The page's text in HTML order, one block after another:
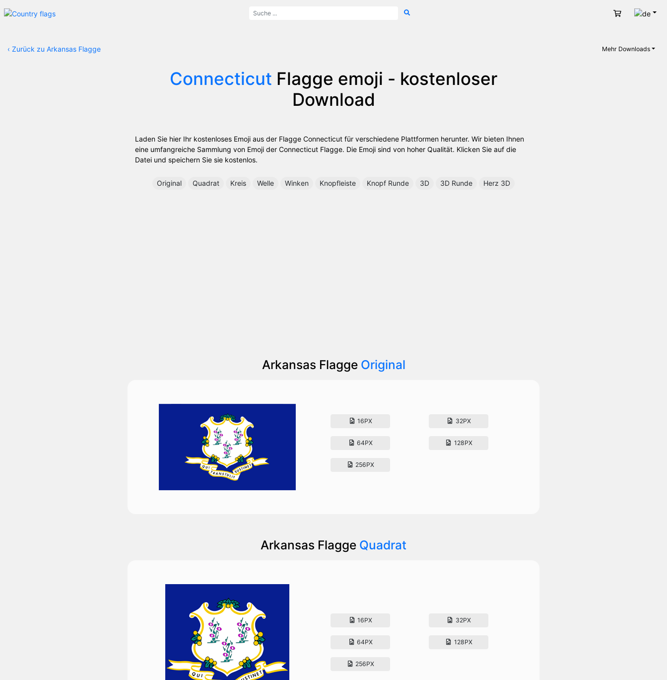
Warenkorb
‹ Zurück zu Arkansas Flagge Mehr Downloads
Connecticut Flagge emoji - kostenloser
Download
Laden Sie hier Ihr kostenloses Emoji aus der Flagge Connecticut für verschiedene Plattformen herunter. Wir bieten Ihnen
eine umfangreiche Sammlung von Emoji der Connecticut Flagge. Die Emoji sind von hoher Qualität. Klicken Sie auf die
Datei und speichern Sie sie kostenlos.
Original Quadrat Kreis Welle Winken Knopfleiste Knopf Runde 3D 3D Runde Herz 3D
Arkansas Flagge Original
16PX 32PX
64PX 128PX
256PX
Arkansas Flagge Quadrat
16PX 32PX
64PX 128PX
256PX